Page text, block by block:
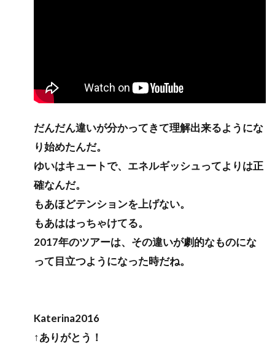
だんだん違いが分かってきて理解出来るようにな
り始めたんだ。
ゆいはキュートで、エネルギッシュってよりは正
確なんだ。
もあほどテンションを上げない。
もあははっちゃけてる。
2017年のツアーは、その違いが劇的なものにな
って目立つようになった時だね。
Katerina2016
↑ありがとう！